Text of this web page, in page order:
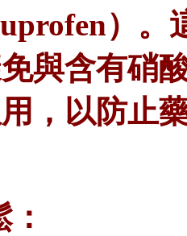
）。
與含有硝
，以防止